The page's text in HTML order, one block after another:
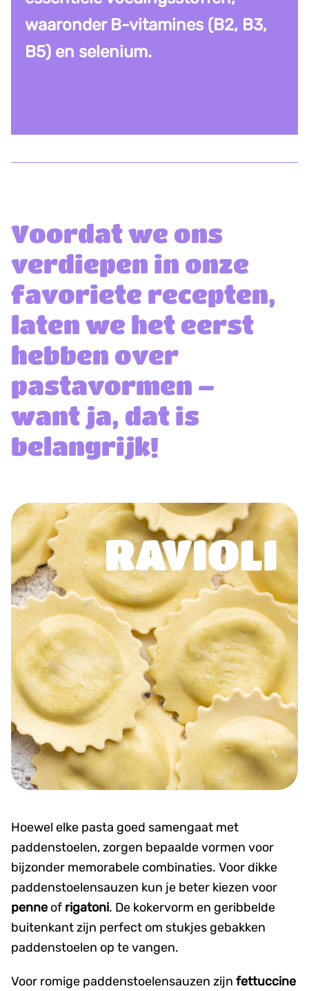
waaronder B-vitamines (B2, B3,
B5) en selenium.
Voordat we ons
verdiepen in onze
favoriete recepten,
laten we het eerst
hebben over
pastavormen –
want ja, dat is
belangrijk!
Hoewel elke pasta goed samengaat met
paddenstoelen, zorgen bepaalde vormen voor
bijzonder memorabele combinaties. Voor dikke
paddenstoelensauzen kun je beter kiezen voor
penne of rigatoni. De kokervorm en geribbelde
buitenkant zijn perfect om stukjes gebakken
paddenstoelen op te vangen.
Voor romige paddenstoelensauzen zijn fettuccine